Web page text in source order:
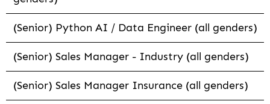
(Senior) Python AI / Data Engineer (all genders)
(Senior) Sales Manager - Industry (all genders)
(Senior) Sales Manager Insurance (all genders)